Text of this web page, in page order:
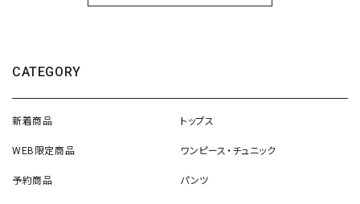
CATEGORY
新着商品
WEB限定商品
予約商品
トップス
ワンピース・チュニック
パンツ